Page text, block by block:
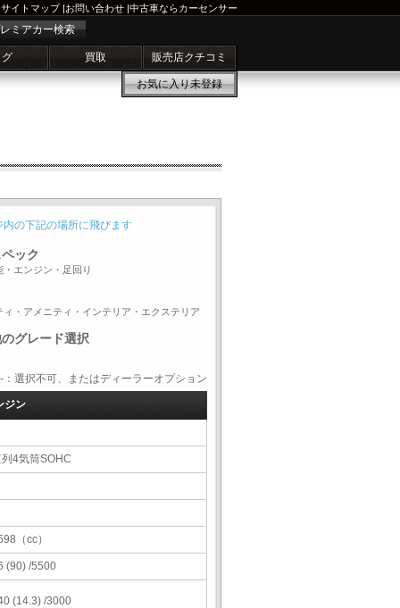
サイトマップ|お問い合わせ |中古車ならカーセンサー
ミアカー検索
買取 販売店クチコミ
お気に入り未登録
内の下記の場所に飛びます
ック
・エンジン・足回り
ィ・アメニティ・インテリア・エクステリア
グレード選択
択不可、またはディーラーオプション
ジン
4気筒SOHC
（cc）
(90) /5500
(14.3) /3000